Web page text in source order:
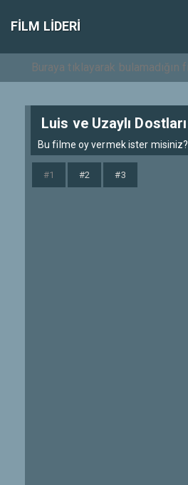
FILM LIDERI
Luis ve Uzaylı Dostları
Bu filme oy vermek ister misiniz?
#1 #2 #3